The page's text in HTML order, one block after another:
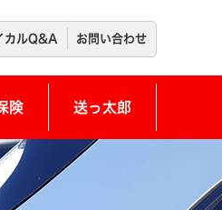
カルQ&A お問い合わせ
険 送っ太郎